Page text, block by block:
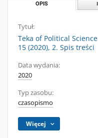
OPIS
Tytuł:
Teka of Political
15 (2020), 2. Spis treści
Data wydania:
2020
Typ zasobu:
czasopismo
Więcej